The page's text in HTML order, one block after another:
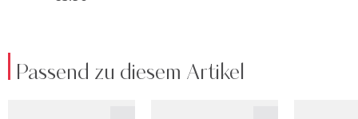
Passend zu diesem Artikel